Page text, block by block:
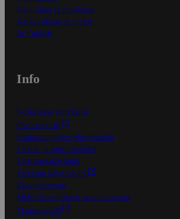
Näin tilaat ja muokkaat
Kaikki ohjeet ja vinkit
In English
Info
S-Business yrityksille
Oiva-raportit
Osuuskauppojen yhteystiedot
Tilaus- ja toimitusehdot
Tietosuojakäytäntö
Palvelun käyttöehdot
Saavutettavuus
Mobiilisovelluksen saavutettavuus
Mainostajalle